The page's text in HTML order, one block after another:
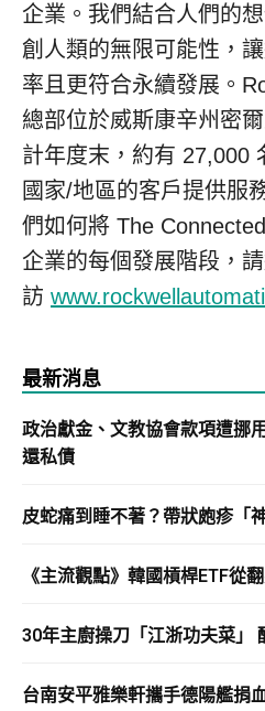
企業。我們結合人們的
創人類的無限可能性，
率且更符合永續發展。
總部位於威斯康辛州密
計年度末，約有 27,000
國家/地區的客戶提供服
們如何將 The
企業的每個發展階段，
訪
最新消息
政治獻金、文教協會款項遭
還私債
皮蛇痛到睡不著？帶狀皰疹「
《主流觀點》韓國槓桿ETF從
30年主廚操刀「江浙功夫菜」
台南安平雅樂軒攜手德陽艦